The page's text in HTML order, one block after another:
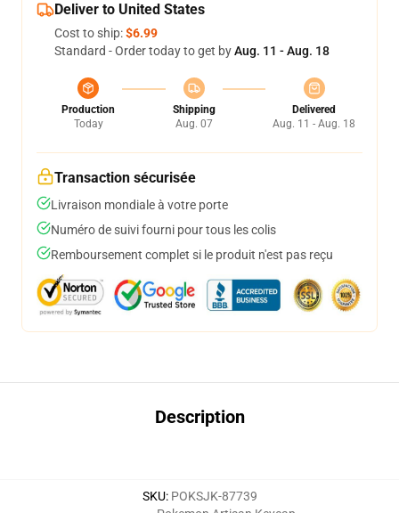
Deliver to United States
Cost to ship:$6.99
Standard - Order today to get byAug. 11 - Aug. 18
Production
Today
Shipping
Aug. 07
Delivered
Aug. 11 - Aug. 18
Transaction sécurisée
Livraison mondiale à votre porte
Numéro de suivi fourni pour tous les colis
Remboursement complet si le produit n'est pas reçu
Description
SKU: POKSJK-87739